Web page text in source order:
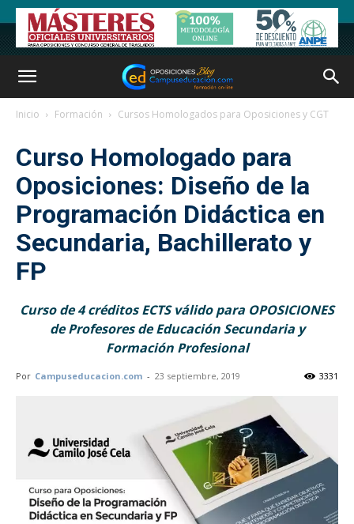
Inicio Formación Cursos Homologados para Oposiciones y CGT
Curso Homologado para
Oposiciones: Diseño de la
Programación Didáctica en
Secundaria, Bachillerato y
FP
Curso de 4 créditos ECTS válido para OPOSICIONES
de Profesores de Educación Secundaria y
Formación Profesional
Por Campuseducacion.com - 23 septiembre, 2019 3331